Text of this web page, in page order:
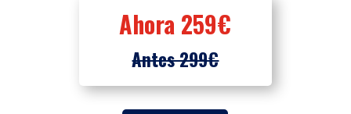
Ahora 259€
Antes 299€